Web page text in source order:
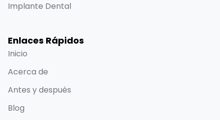
Implante Dental
Enlaces Rápidos
Inicio
Acerca de
Antes y después
Blog